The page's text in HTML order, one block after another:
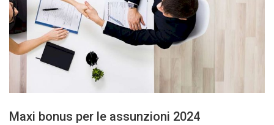
Maxi bonus per le assunzioni 2024